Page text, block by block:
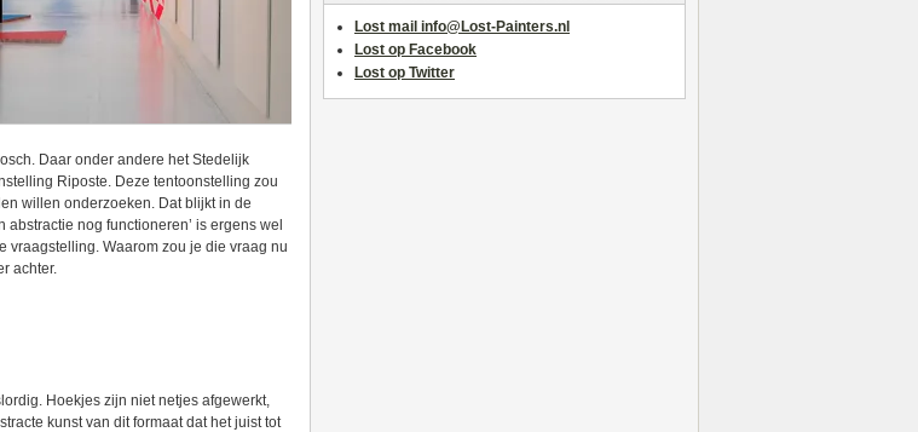
Daar onder andere het Stedelijk
Riposte. Deze tentoonstelling zou
willen onderzoeken. Dat blijkt in de
nog functioneren’ is ergens wel
vraagstelling. Waarom zou je die vraag nu
achter.
Hoekjes zijn niet netjes afgewerkt,
kunst van dit formaat dat het juist tot
Lost mail info@Lost-Painters.nl
Lost op Facebook
Lost op Twitter